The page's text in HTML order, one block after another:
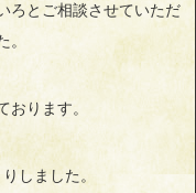
ろとご相談させていただ
。
おります。
しました。